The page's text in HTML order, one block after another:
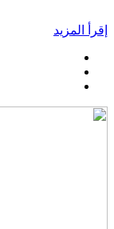
إقرأ المزيد